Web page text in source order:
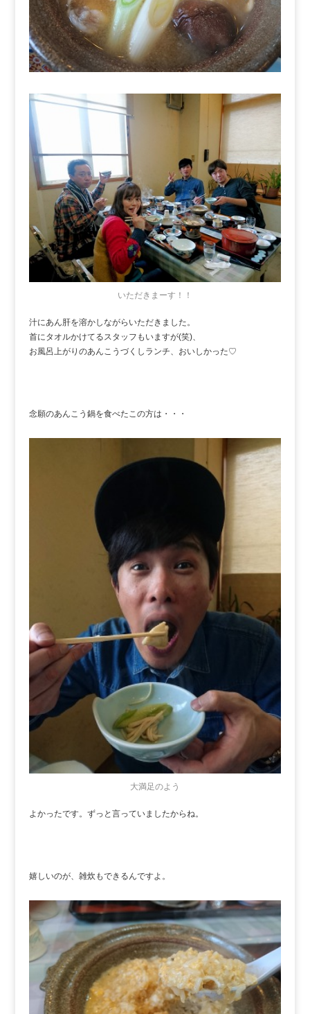
いただきまーす！！
汁にあん肝を溶かしながらいただきました。
首にタオルかけてるスタッフもいますが(笑)、
お風呂上がりのあんこうづくしランチ、おいしかった♡
念願のあんこう鍋を食べたこの方は・・・
大満足のよう
よかったです。ずっと言っていましたからね。
嬉しいのが、雑炊もできるんですよ。